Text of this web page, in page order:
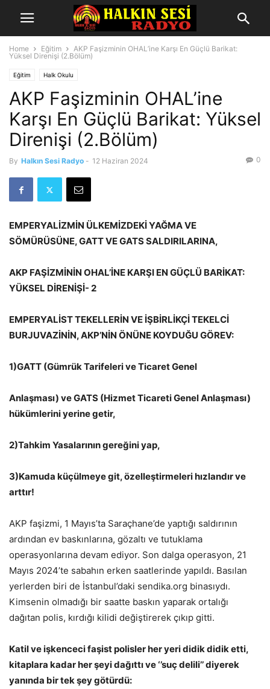
Home Eğitim
AKP Faşizminin OHAL’ine Karşı En Güçlü Barikat:
Yüksel Direnişi (2.Bölüm)
Eğitim Halk Okulu
AKP Faşizminin OHAL’ine
Karşı En Güçlü Barikat: Yüksel
Direnişi (2.Bölüm)
By Halkın Sesi Radyo - 12 Haziran 2024 0
EMPERYALİZMİN ÜLKEMİZDEKİ YAĞMA VE
SÖMÜRÜSÜNE, GATT VE GATS SALDIRILARINA,
AKP FAŞİZMİNİN OHAL’İNE KARŞI EN GÜÇLÜ BARİKAT:
YÜKSEL DİRENİŞİ- 2
EMPERYALİST TEKELLERİN VE İŞBİRLİKÇİ TEKELCİ
BURJUVAZİNİN, AKP’NİN ÖNÜNE KOYDUĞU GÖREV:
1)GATT (Gümrük Tarifeleri ve Ticaret Genel
Anlaşması) ve GATS (Hizmet Ticareti Genel Anlaşması)
hükümlerini yerine getir,
2)Tahkim Yasalarının gereğini yap,
3)Kamuda küçülmeye git, özelleştirmeleri hızlandır ve
arttır!
AKP faşizmi, 1 Mayıs’ta Saraçhane’de yaptığı saldırının
ardından ev baskınlarına, gözaltı ve tutuklama
operasyonlarına devam ediyor. Son dalga operasyon, 21
Mayıs 2024’te sabahın erken saatlerinde yapıldı. Basılan
yerlerden biri de İstanbul’daki sendika.org binasıydı.
Kimsenin olmadığı bir saatte baskın yaparak ortalığı
dağıtan polis, kırdığı kilidi değiştirerek çıkıp gitti.
Katil ve işkenceci faşist polisler her yeri didik didik etti,
kitaplara kadar her şeyi dağıttı ve ‘’suç delili’’ diyerek
yanında bir tek şey götürdü: